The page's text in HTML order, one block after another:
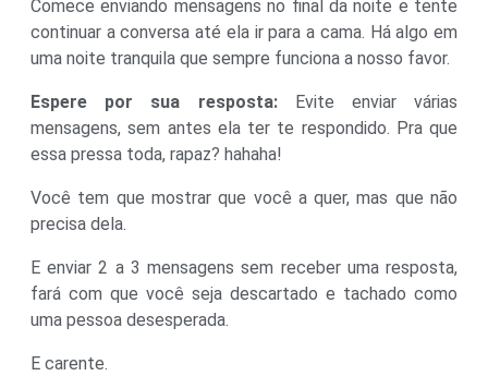
Comece enviando mensagens no final da noite e tente
continuar a conversa até ela ir para a cama. Há algo em
uma noite tranquila que sempre funciona a nosso favor.
Espere por sua resposta:Evite enviar várias
mensagens, sem antes ela ter te respondido. Pra que
essa pressa toda, rapaz? hahaha!
Você tem que mostrar que você a quer, mas que não
precisa dela.
E enviar 2 a 3 mensagens sem receber uma resposta,
fará com que você seja descartado e tachado como
uma pessoa desesperada.
E carente.